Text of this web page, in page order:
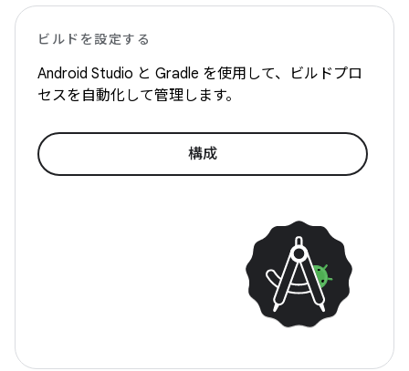
ビルドを設定する
Android Studio と Gradle を使用して、ビルドプロ
セスを自動化して管理します。
構成